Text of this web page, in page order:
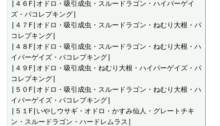
|４６F|オドロ・吸引成虫・スルードラゴン・ハイパーゲイ
ズ・パコレプキング|
|４７F|オドロ・吸引成虫・スルードラゴン・ねむり大根・パ
コレプキング|
|４８F|オドロ・吸引成虫・スルードラゴン・ねむり大根・ハ
イパーゲイズ・パコレプキング|
|４９F|オドロ・吸引成虫・ねむり大根・ハイパーゲイズ・パ
コレプキング|
|５０F|オドロ・吸引成虫・スルードラゴン・ねむり大根・ハ
イパーゲイズ・パコレプキング|
|５１F|いやしウサギ・オドロ・かすみ仙人・グレートチキ
ン・スルードラゴン・ハードレムラス|